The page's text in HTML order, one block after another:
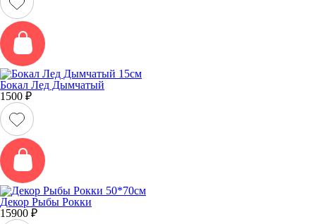
Бокал Лед Дымчатый
1500 ₽
Декор Рыбы Рокки
15900 ₽